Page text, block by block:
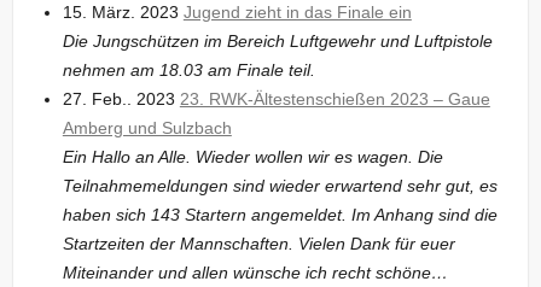
15. März. 2023 Jugend zieht in das Finale ein
Die Jungschützen im Bereich Luftgewehr und Luftpistole
nehmen am 18.03 am Finale teil.
27. Feb.. 2023 23. RWK-Ältestenschießen 2023 – Gaue
Amberg und Sulzbach
Ein Hallo an Alle. Wieder wollen wir es wagen. Die
Teilnahmemeldungen sind wieder erwartend sehr gut, es
haben sich 143 Startern angemeldet. Im Anhang sind die
Startzeiten der Mannschaften. Vielen Dank für euer
Miteinander und allen wünsche ich recht schöne…